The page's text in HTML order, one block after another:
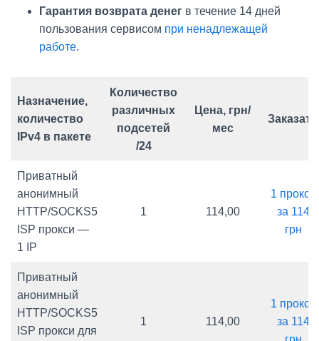
Гарантия возврата денег в течение 14 дней
пользования сервисом при ненадлежащей
работе.
Назначение,
количество
IPv4 в пакете
Количество
различных
подсетей
/24
Цена, грн/
мес
Заказать
Приватный
анонимный
HTTP/SOCKS5
ISP прокси —
1 IP
1 114,00
1 прокси
за 114
грн
Приватный
анонимный
HTTP/SOCKS5
ISP прокси для
1 114,00
1 прокси
за 114